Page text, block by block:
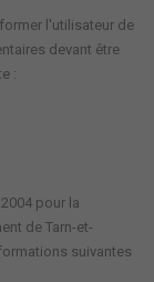
l'utilisateur de
devant être
:
pour la
de Tarn-et-
suivantes